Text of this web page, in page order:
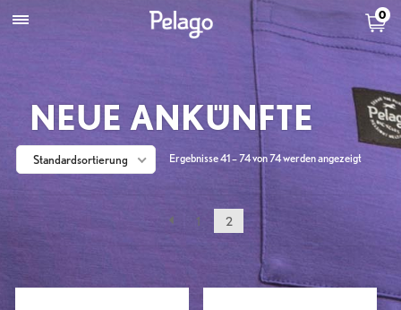
0
NEUE ANKÜNFTE
Standardsortierung Ergebnisse 41 – 74 von 74 werden angezeigt
1 2